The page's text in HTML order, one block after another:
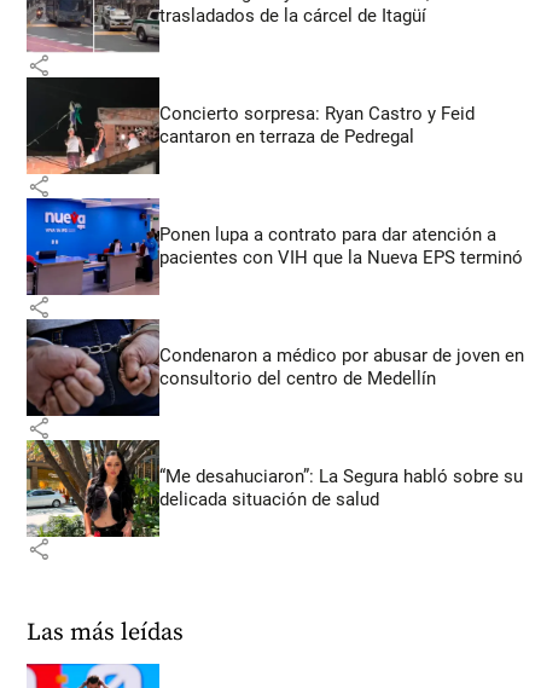
trasladados de la cárcel de Itagüí
share
Concierto sorpresa: Ryan Castro y Feid
cantaron en terraza de Pedregal
share
Ponen lupa a contrato para dar atención a
pacientes con VIH que la Nueva EPS terminó
share
Condenaron a médico por abusar de joven en
consultorio del centro de Medellín
share
“Me desahuciaron”: La Segura habló sobre su
delicada situación de salud
share
Las más leídas